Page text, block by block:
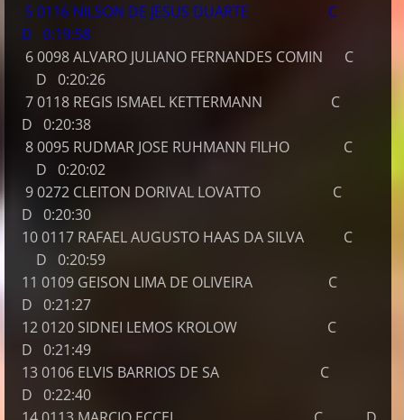
5 0116 NILSON DE JESUS DUARTE C
D 0:19:58
6 0098 ALVARO JULIANO FERNANDES COMIN C
D 0:20:26
7 0118 REGIS ISMAEL KETTERMANN C
D 0:20:38
8 0095 RUDMAR JOSE RUHMANN FILHO C
D 0:20:02
9 0272 CLEITON DORIVAL LOVATTO C
D 0:20:30
10 0117 RAFAEL AUGUSTO HAAS DA SILVA C
D 0:20:59
11 0109 GEISON LIMA DE OLIVEIRA C
D 0:21:27
12 0120 SIDNEI LEMOS KROLOW C
D 0:21:49
13 0106 ELVIS BARRIOS DE SA C
D 0:22:40